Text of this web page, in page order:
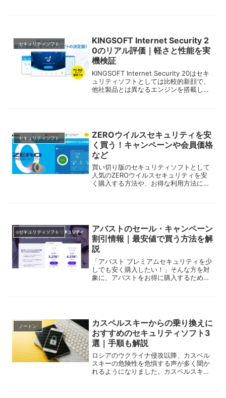
セキュリティソフト
KINGSOFT Internet Security 2
0のリアル評価｜軽さと性能を実
機検証
KINGSOFT Internet Security 20はセキ
ュリティソフトとしては比較的新顔で、
他社製品とは異なるエンジンを搭載した
セキュリティソフト
ZEROウイルスセキュリティを安
く買う！キャンペーンや会員価格
など
買い切り版のセキュリティソフトとして
人気のZEROウイルスセキュリティを安
く購入する方法や、お得な利用方法につ
セキュリティソフト
アバストのセール・キャンペーン
割引情報｜最安値で買う方法を解
説
「アバスト プレミアムセキュリティを少
しでも安く購入したい！」そんな方を対
象に、アバストをお得に購入するための
入手できるチャンスです。
ノートン
カスペルスキーからの乗り換えに
おすすめのセキュリティソフト3
選｜手順も解説
ロシアのウクライナ侵攻以降、カスペル
スキーの危険性を危惧する声が多く聞か
れるようになりました。カスペルスキー